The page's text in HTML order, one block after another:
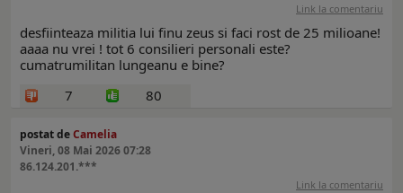
Link la comentariu
desfiinteaza militia lui finu zeus si faci rost de 25 milioane!
aaaa nu vrei ! tot 6 consilieri personali este?
cumatrumilitan lungeanu e bine?
7
80
postat deCamelia
Vineri, 08 Mai 2026 07:28
86.124.201.***
Link la comentariu